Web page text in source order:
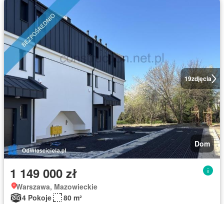
19zdjęcia
Dom
1 149 000 zł
Warszawa, Mazowieckie
4 Pokoje
80 m²